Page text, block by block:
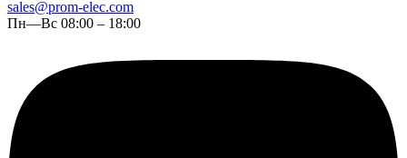
sales@prom-elec.com
Пн—Вс 08:00 – 18:00